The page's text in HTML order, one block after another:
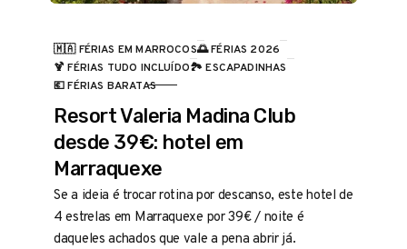
CATEGORIA
🇲🇦 FÉRIAS EM MARROCOS🌅 FÉRIAS 2026
🍹 FÉRIAS TUDO INCLUÍDO🏞️ ESCAPADINHAS
💶 FÉRIAS BARATAS
Resort Valeria Madina Club
desde 39€: hotel em
Marraquexe
Se a ideia é trocar rotina por descanso, este hotel de
4 estrelas em Marraquexe por 39€ / noite é
daqueles achados que vale a pena abrir já.